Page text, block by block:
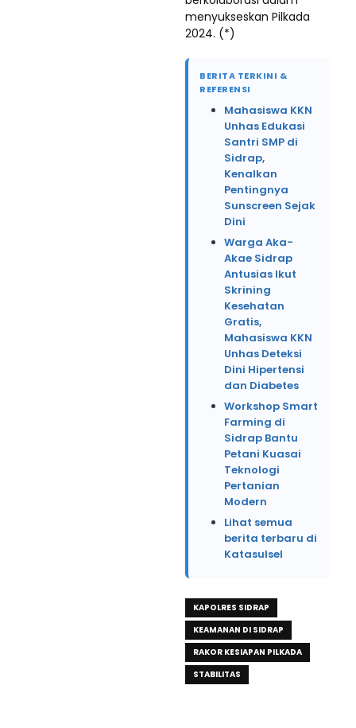
menyukseskan Pilkada
2024. (*)
BERITA TERKINI &
REFERENSI
Mahasiswa KKN
Unhas Edukasi
Santri SMP di
Sidrap,
Kenalkan
Pentingnya
Sunscreen Sejak
Dini
Warga Aka-
Akae Sidrap
Antusias Ikut
Skrining
Kesehatan
Gratis,
Mahasiswa KKN
Unhas Deteksi
Dini Hipertensi
dan Diabetes
Workshop Smart
Farming di
Sidrap Bantu
Petani Kuasai
Teknologi
Pertanian
Modern
Lihat semua
berita terbaru di
Katasulsel
KAPOLRES SIDRAP
KEAMANAN DI SIDRAP
RAKOR KESIAPAN PILKADA
STABILITAS